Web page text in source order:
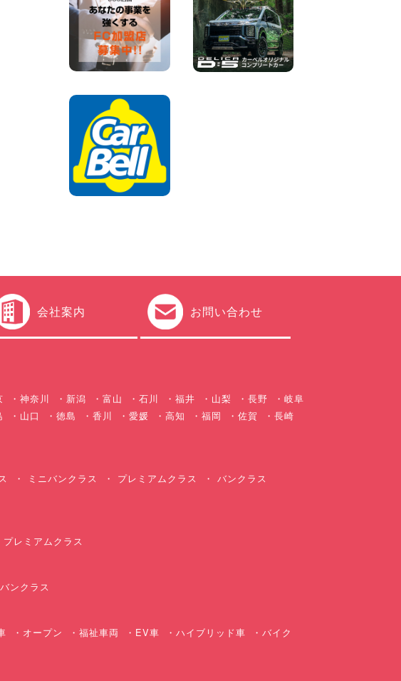
2026年08月06日
体調崩してませんか?? 兵庫県
加古川店
100円レンタカー 加古川
2026年08月06日
ハイエースワゴンGL!!クルー
る〜!! 福島県 福島笹木野店
※※超格安日額5,800円※※荷物
運びに最適の軽バンのレンタ
カー!! 出雲ドーム前店 島根県
出雲ドーム前店
100円レンタカー 出雲ドーム前
会社案内 お問い合わせ
神奈川 新潟 富山 石川 福井 山梨 長野
岐阜
山口 徳島 香川 愛媛 高知 福岡 佐賀
長崎
ミニバンクラス プレミアムクラス
バンクラス
プレミアムクラス
バンクラス
オープン 福祉車両 EV車 ハイブリッド車
バイク